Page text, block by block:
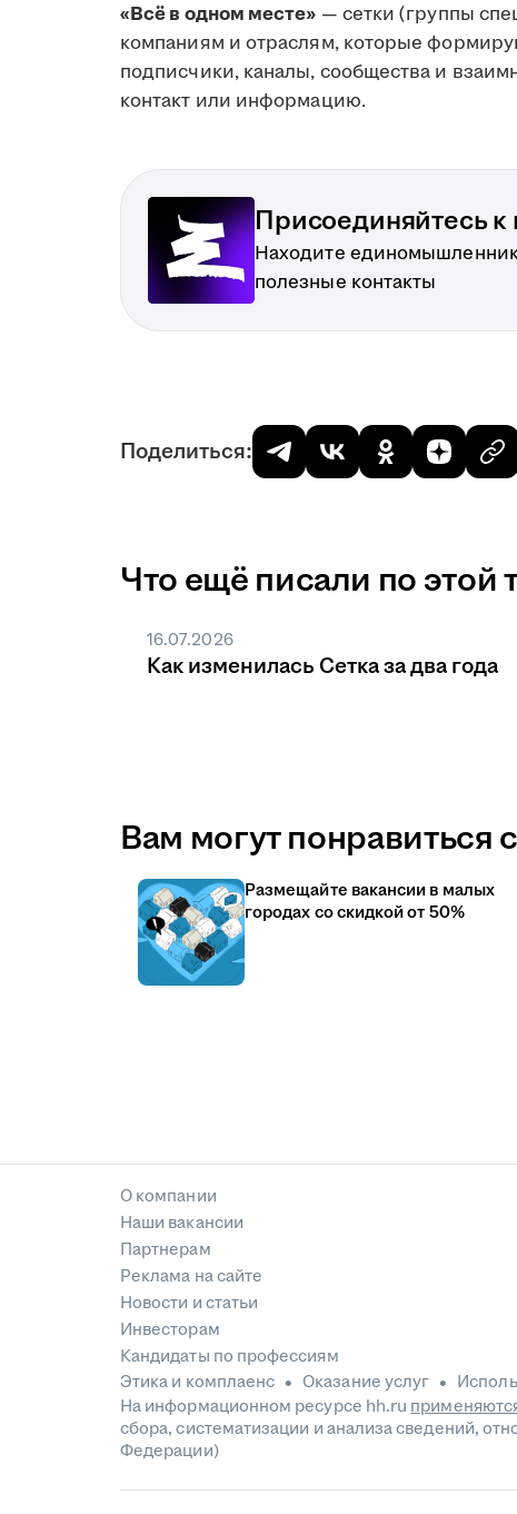
«Всё в одном месте» — сетки (группы
компаниям и отраслям, которые
подписчики, каналы, сообщества и
контакт или информацию.
Присоединяйтесь к
Находите
полезные контакты
Поделиться:
Что ещё писали по этой
16.07.2026
Как изменилась Сетка за два года
Вам могут понравиться
Размещайте вакансии в малых
городах со скидкой от 50%
О компании
Наши вакансии
Партнерам
Реклама на сайте
Новости и статьи
Инвесторам
Кандидаты по профессиям
Этика и комплаенс Оказание услуг
На информационном ресурсе hh.ru
сбора, систематизации и анализа сведений,
Федерации)